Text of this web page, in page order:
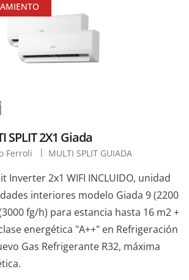
SPLIT 2X1 Giada
Ferroli MULTI SPLIT GUIADA
Inverter 2x1 WIFI INCLUIDO, unidad
interiores modelo Giada 9 (2200
fg/h) para estancia hasta 16 m2 +
energética "A++" en Refrigeración
Gas Refrigerante R32, máxima